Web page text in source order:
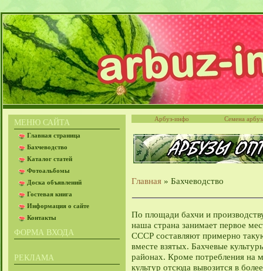
МЕНЮ САЙТА
Главная страница
Бахчеводство
Каталог статей
Фотоальбомы
Доска объявлений
Гостевая книга
Информация о сайте
Контакты
ФОРМА ВХОДА
РЕКЛАМА
Арбуз-инфо Семена
Главная » Бахчеводство
По площади бахчи и
наша страна занимает первое
СССР составляют примерно
вместе взятых. Бахчевые
районах. Кроме потребления на
культур отсюда вывозится в